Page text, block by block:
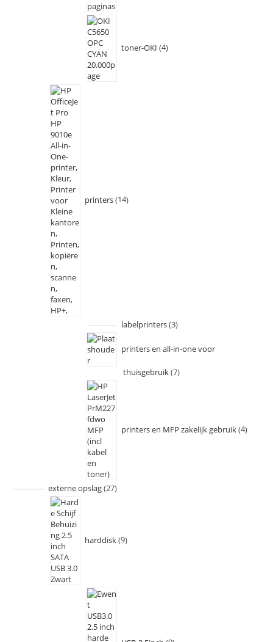
toner-OKI 4
printers 14
labelprinters 3
printers en all-in-one voor
thuisgebruik 7
printers en MFP zakelijk gebruik 4
externe opslag 27
harddisk 9